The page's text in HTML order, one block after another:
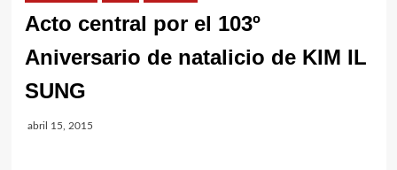
Acto central por el 103º
Aniversario de natalicio de KIM IL
SUNG
abril 15, 2015